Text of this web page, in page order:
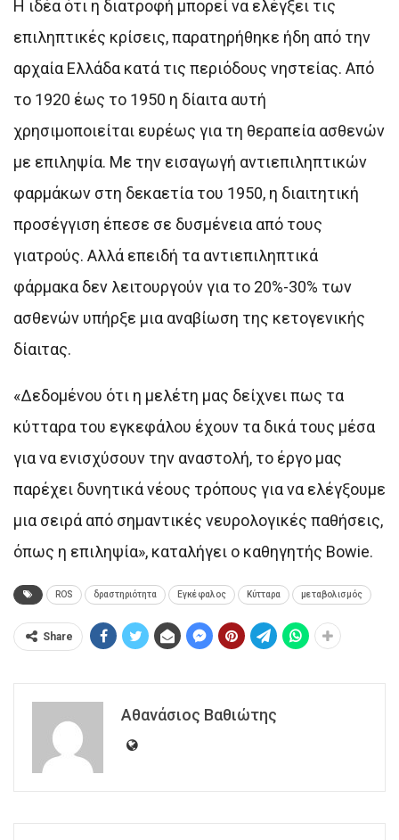
Η ιδέα ότι η διατροφή μπορεί να ελέγξει τις
επιληπτικές κρίσεις, παρατηρήθηκε ήδη από την
αρχαία Ελλάδα κατά τις περιόδους νηστείας. Από
το 1920 έως το 1950 η δίαιτα αυτή
χρησιμοποιείται ευρέως για τη θεραπεία ασθενών
με επιληψία. Με την εισαγωγή αντιεπιληπτικών
φαρμάκων στη δεκαετία του 1950, η διαιτητική
προσέγγιση έπεσε σε δυσμένεια από τους
γιατρούς. Αλλά επειδή τα αντιεπιληπτικά
φάρμακα δεν λειτουργούν για το 20%-30% των
ασθενών υπήρξε μια αναβίωση της κετογενικής
δίαιτας.
«Δεδομένου ότι η μελέτη μας δείχνει πως τα
κύτταρα του εγκεφάλου έχουν τα δικά τους μέσα
για να ενισχύσουν την αναστολή, το έργο μας
παρέχει δυνητικά νέους τρόπους για να ελέγξουμε
μια σειρά από σημαντικές νευρολογικές παθήσεις,
όπως η επιληψία», καταλήγει ο καθηγητής Βowie.
ROS δραστηριότητα Εγκέφαλος Κύτταρα μεταβολισμός
Share
Αθανάσιος Βαθιώτης